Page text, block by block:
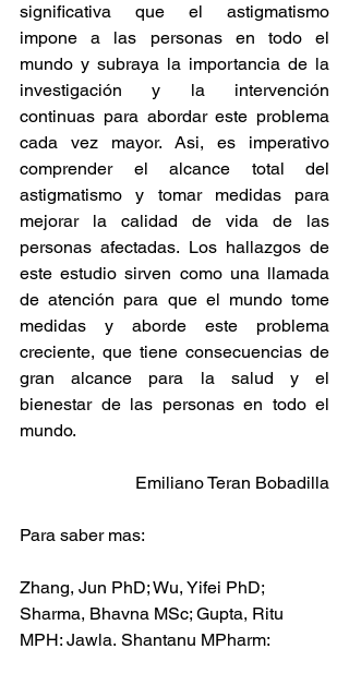
significativa que el astigmatismo
impone a las personas en todo el
mundo y subraya la importancia de la
investigación y la intervención
continuas para abordar este problema
cada vez mayor. Asi, es imperativo
comprender el alcance total del
astigmatismo y tomar medidas para
mejorar la calidad de vida de las
personas afectadas. Los hallazgos de
este estudio sirven como una llamada
de atención para que el mundo tome
medidas y aborde este problema
creciente, que tiene consecuencias de
gran alcance para la salud y el
bienestar de las personas en todo el
mundo.
Emiliano Teran Bobadilla
Para saber mas:
Zhang, Jun PhD; Wu, Yifei PhD;
Sharma, Bhavna MSc; Gupta, Ritu
MPH; Jawla, Shantanu MPharm;